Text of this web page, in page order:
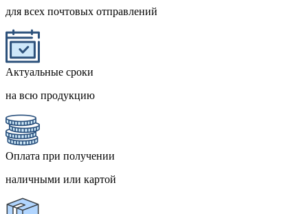
для всех почтовых отправлений
Актуальные сроки
на всю продукцию
Оплата при получении
наличными или картой